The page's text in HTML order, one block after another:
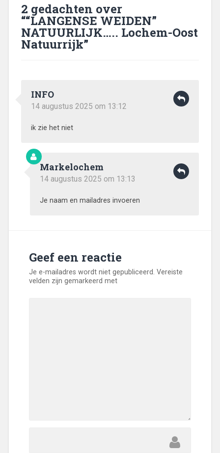
2 gedachten over
““LANGENSE WEIDEN”
NATUURLIJK….. Lochem-Oost
Natuurrijk”
INFO
14 augustus 2025 om 13:12
ik zie het niet
Markelochem
14 augustus 2025 om 13:13
Je naam en mailadres invoeren
Geef een reactie
Je e-mailadres wordt niet gepubliceerd. Vereiste
velden zijn gemarkeerd met